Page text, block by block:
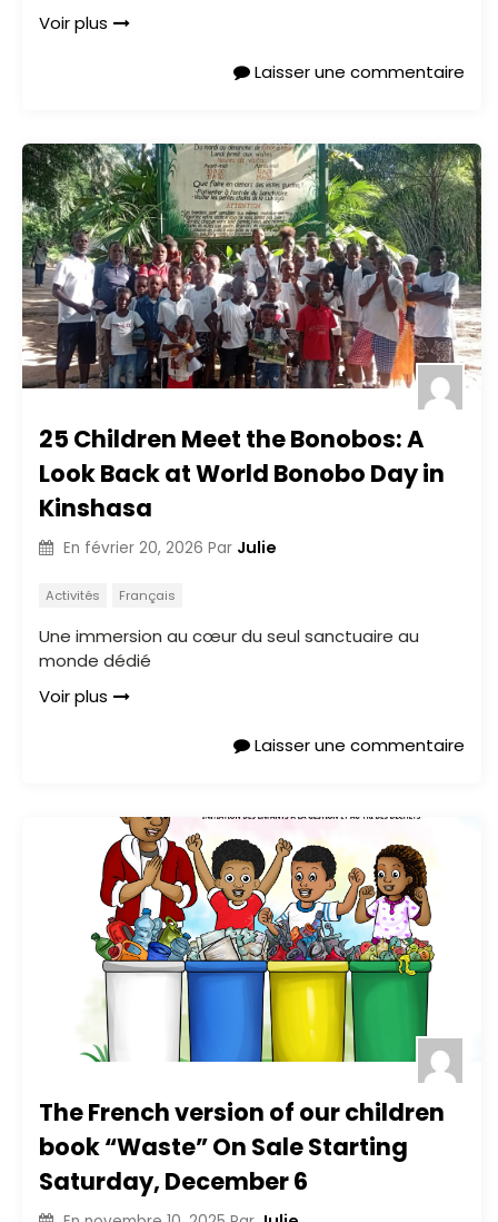
Voir plus
Laisser une commentaire
25 Children Meet the Bonobos: A
Look Back at World Bonobo Day in
Kinshasa
En février 20, 2026 Par Julie
Activités Français
Une immersion au cœur du seul sanctuaire au
monde dédié
Voir plus
Laisser une commentaire
The French version of our children
book “Waste” On Sale Starting
Saturday, December 6